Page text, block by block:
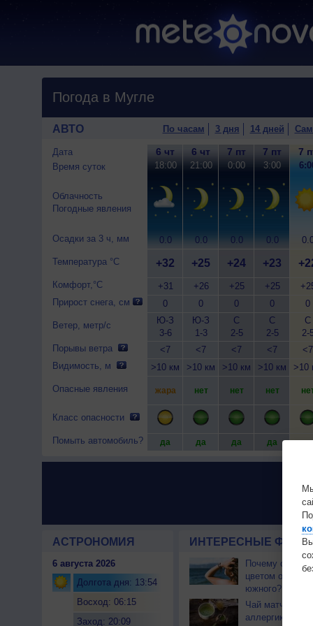
Погода в Мугле
АВТО По часам 3 дня 14 дней
Дата
Время суток
Облачность
Погодные явления
Осадки за 3 ч, мм
Температура °C
Комфорт,°C
Прирост снега, см
Ветер, метр/с
Порывы ветра
Видимость, м
Опасные явления
Класс опасности
Помыть автомобиль?
6 чт
18:00
0.0
+32
+31
0
Ю-З
3-6
<7
>10 км
жара
да
6 чт
21:00
0.0
+25
+26
0
Ю-З
1-3
<7
>10 км
нет
да
7 пт
0:00
0.0
+24
+25
0
С
2-5
<7
>10 км
нет
да
7 пт
3:00
0.0
+23
+25
0
С
2-5
<7
>10 км
нет
да
7
0
С
2-
<7
>10
да
АСТРОНОМИЯ
6 августа 2026
Долгота дня: 13:54
Восход: 06:15
Заход: 20:09
ИНТЕРЕСНЫЕ
Почему
цветом
южного?
Чай матча
аллергикам